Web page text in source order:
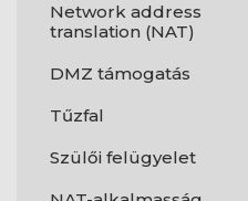
Network address
translation (NAT)
DMZ támogatás
Tűzfal
Szülői felügyelet